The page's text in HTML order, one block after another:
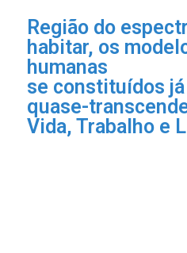
Região do
habitar, os
humanas
se constituídos
quase-
Vida, Trabalho e